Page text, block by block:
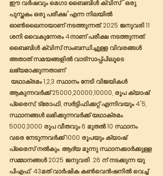
ഈ വർഷവും മെഗാ ബൈബിൾ ക്വിസ് "ഒരു
പുസ്തകം ഒരു പരീക്ഷ"എന്ന നിലയിൽ
ഓൺലൈനായാണ് നടത്തുന്നത്. 2025 ജനുവരി 11
ശനി വൈകുന്നേരം 4നാണ് പരീക്ഷ നടത്തുന്നത്.
ബൈബിൾ ക്വിസ് സംബന്ധിച്ചുള്ള വിവരങ്ങൾ
അതാത് സമയങ്ങളിൽ വാട്സാപ്പ്പിലൂടെ
ലഭ്യമാക്കുന്നതാണ്
ആകുന്നവർക്ക് 25000,20000,10000, രൂപ ക്യാഷ്
പ്രൈസ്, ട്രോഫി, സർട്ടിഫിക്കറ്റ് എന്നിവയും 4'5,
സ്ഥാനങ്ങൾ ലഭിക്കുന്നവർക്ക് യഥാക്രമം
5000,3000 രൂപ വീതവും 6 മുതൽ 10 സ്ഥാനം
വരെ നേടുന്നവർക്ക് 1000 രൂപയും ക്യാഷ്
പ്രൈസ് നൽകും. ആദ്യ മൂന്നു സ്ഥാനക്കാർക്കുള്ള
സമ്മാനങ്ങൾ 2025 ജനുവരി  26 ന് നടക്കുന്ന യു
പിഎഫ്  43മത് വാർഷിക കൺവെൻഷനിൽ വെച്ച്